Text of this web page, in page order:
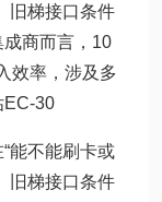
旧梯接口条件
商而言，10
效率，涉及多
EC-30
能不能刷卡或
旧梯接口条件